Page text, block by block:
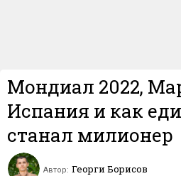
Мондиал 2022,
Испания и как
станал милионер
Автор: Георги Борисов